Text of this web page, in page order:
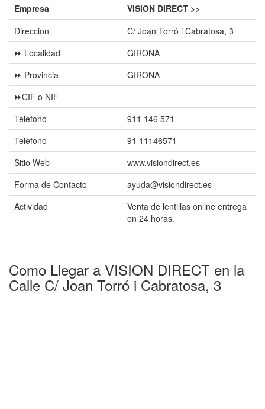
Empresa
VISION DIRECT >>
Direccion
C/ Joan Torró i Cabratosa, 3
⏩ Localidad
GIRONA
⏩ Provincia
GIRONA
⏩CIF o NIF
Telefono
911 146 571
Telefono
91 11146571
Sitio Web
www.visiondirect.es
Forma de Contacto
ayuda@visiondirect.es
Actividad
Venta de lentillas online entrega
en 24 horas.
Como Llegar a VISION DIRECT en la
Calle C/ Joan Torró i Cabratosa, 3